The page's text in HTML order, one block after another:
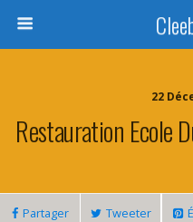
22
Restauration Ecole
Partager Tweeter